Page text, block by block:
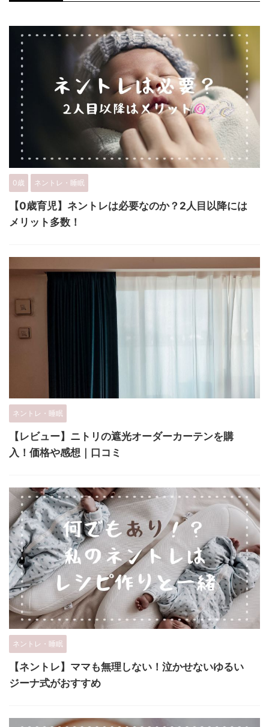
0歳 ネントレ・睡眠
【0歳育児】ネントレは必要なのか？2人目以降には
メリット多数！
ネントレ・睡眠
【レビュー】ニトリの遮光オーダーカーテンを購
入！価格や感想｜口コミ
ネントレ・睡眠
【ネントレ】ママも無理しない！泣かせないゆるい
ジーナ式がおすすめ